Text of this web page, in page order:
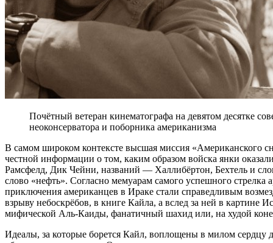
Почётный ветеран кинематографа на девятом десятке
неоконсерватора и поборника американизма
В самом широком контексте высшая миссия «Американского
честной информации о том, каким образом войска янки
Рамсфелд, Дик Чейни, названий — Халлибёртон, Бехтель и
слово «нефть». Согласно мемуарам самого успешного
приключения американцев в Ираке стали справедливым
взрыву небоскрёбов, в книге Кайла, а вслед за ней в
мифической Аль-Каиды, фанатичный шахид или, на худой
Идеалы, за которые борется Кайл, воплощены в милом сердцу